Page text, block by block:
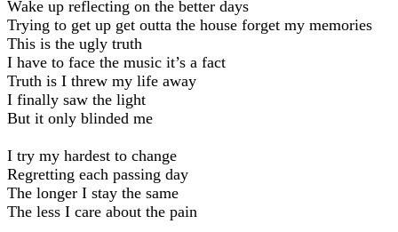
Wake up reflecting on the better days
Trying to get up get outta the house forget my memories
This is the ugly truth
I have to face the music it’s a fact
Truth is I threw my life away
I finally saw the light
But it only blinded me
I try my hardest to change
Regretting each passing day
The longer I stay the same
The less I care about the pain